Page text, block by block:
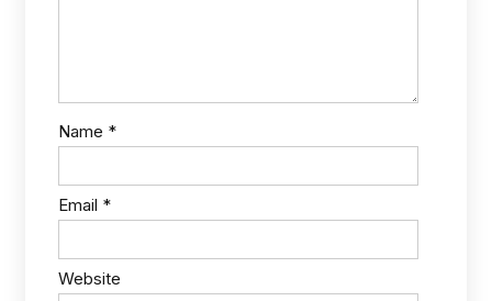
Name *
Email *
Website